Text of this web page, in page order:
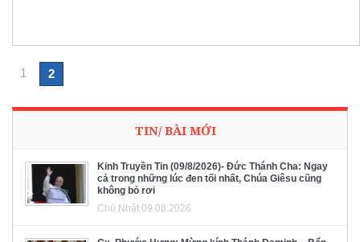
1 2
TIN/ BÀI MỚI
Kinh Truyền Tin (09/8/2026)- Đức Thánh Cha: Ngay
cả trong những lúc đen tối nhất, Chúa Giêsu cũng
không bỏ rơi
Chủ Nhật 09.08.2026